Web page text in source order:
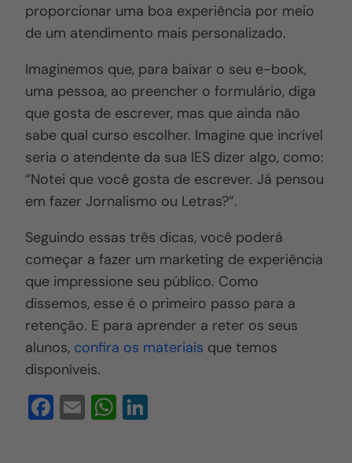
proporcionar uma boa experiência por meio
de um atendimento mais personalizado.
Imaginemos que, para baixar o seu e-book,
uma pessoa, ao preencher o formulário, diga
que gosta de escrever, mas que ainda não
sabe qual curso escolher. Imagine que incrível
seria o atendente da sua IES dizer algo, como:
“Notei que você gosta de escrever. Já pensou
em fazer Jornalismo ou Letras?”.
Seguindo essas três dicas, você poderá
começar a fazer um marketing de experiência
que impressione seu público. Como
dissemos, esse é o primeiro passo para a
retenção. E para aprender a reter os seus
alunos, confira os materiais que temos
disponíveis.
F E W